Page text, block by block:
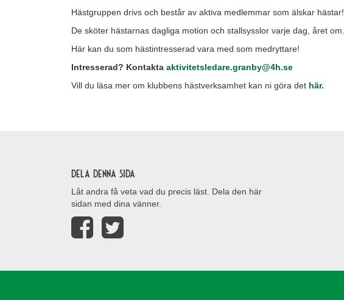
Hästgruppen drivs och består av aktiva medlemmar som älskar hästar!
De sköter hästarnas dagliga motion och stallsysslor varje dag, året om.
Här kan du som hästintresserad vara med som medryttare!
Intresserad? Kontakta aktivitetsledare.granby@4h.se
Vill du läsa mer om klubbens hästverksamhet kan ni göra det här.
Dela denna sida
Låt andra få veta vad du precis läst. Dela den här
sidan med dina vänner.